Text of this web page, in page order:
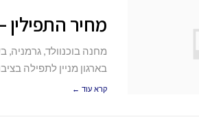
מחיר התפילין
בארגון מניין לתפילה
קרא עוד ←